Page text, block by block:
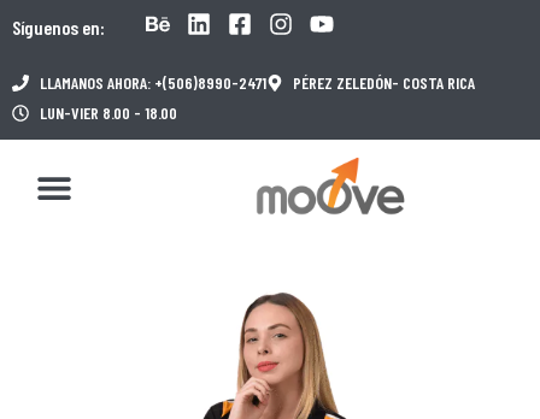
Síguenos en:
LLAMANOS AHORA: +(506)8990-2471
PÉREZ ZELEDÓN- COSTA RICA
LUN-VIER 8.00 - 18.00